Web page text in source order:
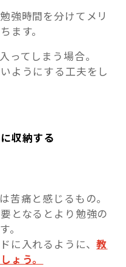
強時間を分けてメリ
ます。
ってしまう場合。
ようにする工夫をし
収納する
苦痛と感じるもの。
となるとより勉強の
。
に入れるように、教
ょう。